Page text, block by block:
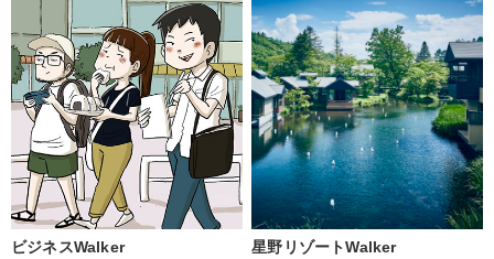
ビジネスWalker 星野リゾートWalker